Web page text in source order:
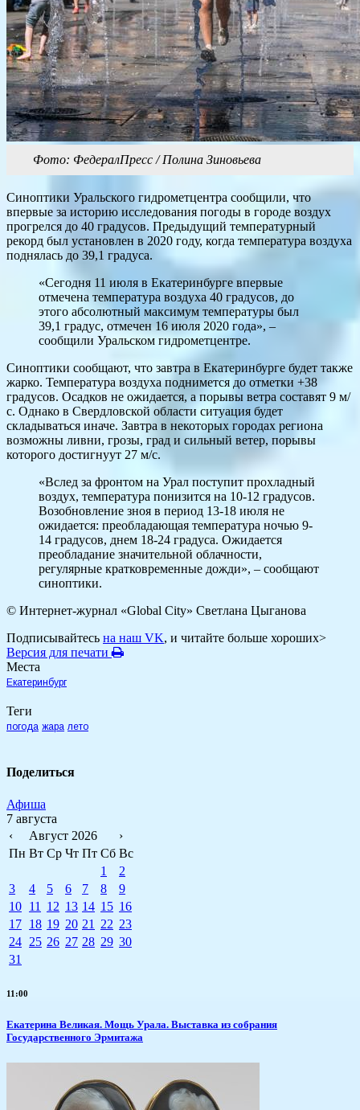
Фото: ФедералПресс / Полина Зиновьева
Синоптики Уральского гидрометцентра сообщили, что
впервые за историю исследования погоды в городе воздух
прогрелся до 40 градусов. Предыдущий температурный
рекорд был установлен в 2020 году, когда температура воздуха
поднялась до 39,1 градуса.
«Сегодня 11 июля в Екатеринбурге впервые
отмечена температура воздуха 40 градусов, до
этого абсолютный максимум температуры был
39,1 градус, отмечен 16 июля 2020 года», –
сообщили Уральском гидрометцентре.
Синоптики сообщают, что завтра в Екатеринбурге будет также
жарко. Температура воздуха поднимется до отметки +38
градусов. Осадков не ожидается, а порывы ветра составят 9 м/
с. Однако в Свердловской области ситуация будет
складываться иначе. Завтра в некоторых городах региона
возможны ливни, грозы, град и сильный ветер, порывы
которого достигнуут 27 м/с.
«Вслед за фронтом на Урал поступит прохладный
воздух, температура понизится на 10-12 градусов.
Возобновление зноя в период 13-18 июля не
ожидается: преобладающая температура ночью 9-
14 градусов, днем 18-24 градуса. Ожидается
преобладание значительной облачности,
регулярные кратковременные дожди», – сообщают
синоптики.
© Интернет-журнал «Global City» Светлана Цыганова
Подписывайтесь на наш VK, и читайте больше хороших>
Версия для печати
Места
Екатеринбург
Теги
погода жара лето
Поделиться
Афиша
7 августа
‹
Август 2026
›
Пн Вт Ср Чт Пт Сб Вс
1
2
3
4 5 6 7 8
9
10 11 12 13 14 15 16
17 18 19 20 21 22 23
24 25 26 27 28 29 30
31
11:00
​Екатерина Великая. Мощь Урала. Выставка из собрания
Государственного Эрмитажа